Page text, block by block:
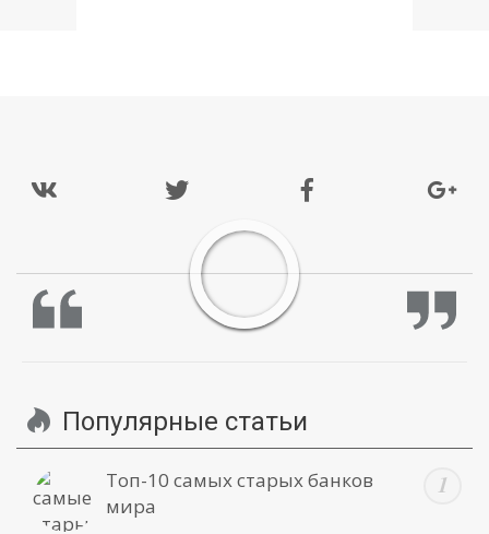
Популярные статьи
Топ-10 самых старых банков
мира